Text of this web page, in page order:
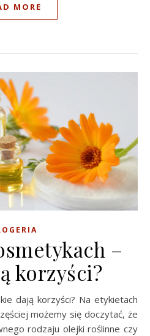
MORE
–
korzyści?
możemy się doczytać, że
rodzaju olejki roślinne czy